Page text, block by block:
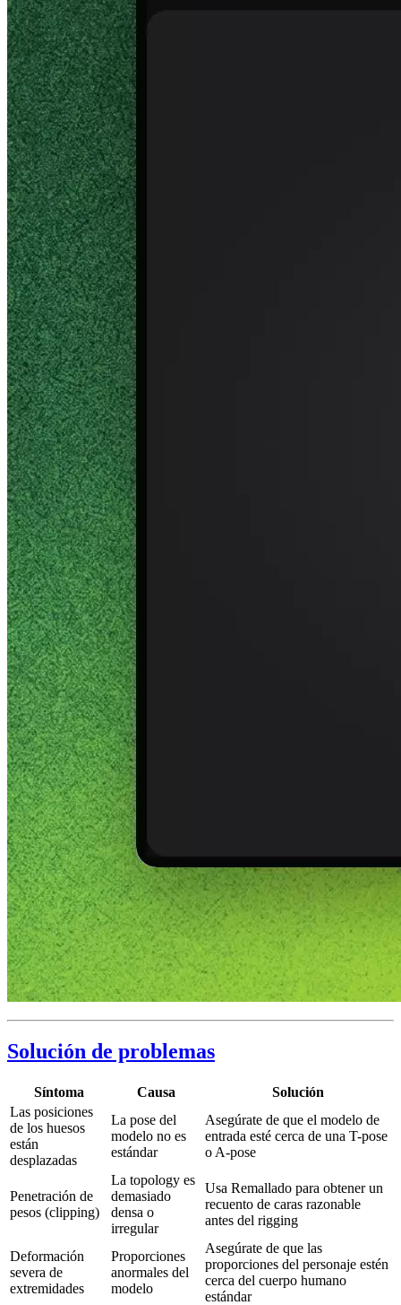
Solución de problemas
Síntoma Causa
Solución
Las posiciones
de los huesos
están
desplazadas
La pose del
modelo no es
estándar
Asegúrate de que el modelo de
entrada esté cerca de una T-pose
o A-pose
Penetración de
pesos (clipping)
La topology es
demasiado
densa o
irregular
Usa Remallado para obtener un
recuento de caras razonable
antes del rigging
Deformación
severa de
extremidades
Proporciones
anormales del
modelo
Asegúrate de que las
proporciones del personaje estén
cerca del cuerpo humano
estándar